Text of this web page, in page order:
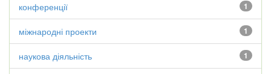
1
конференції
1
міжнародні проекти
1
наукова діяльність